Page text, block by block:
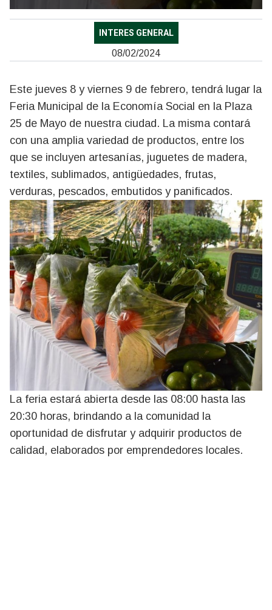
INTERES GENERAL
08/02/2024
Este jueves 8 y viernes 9 de febrero, tendrá lugar la
Feria Municipal de la Economía Social en la Plaza
25 de Mayo de nuestra ciudad. La misma contará
con una amplia variedad de productos, entre los
que se incluyen artesanías, juguetes de madera,
textiles, sublimados, antigüedades, frutas,
verduras, pescados, embutidos y panificados.
La feria estará abierta desde las 08:00 hasta las
20:30 horas, brindando a la comunidad la
oportunidad de disfrutar y adquirir productos de
calidad, elaborados por emprendedores locales.